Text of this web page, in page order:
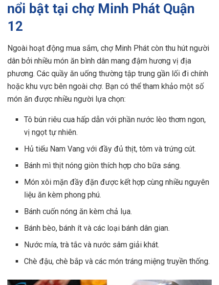
nổi bật tại chợ Minh Phát Quận
12
Ngoài hoạt động mua sắm, chợ Minh Phát còn thu hút người
dân bởi nhiều món ăn bình dân mang đậm hương vị địa
phương. Các quầy ăn uống thường tập trung gần lối đi chính
hoặc khu vực bên ngoài chợ. Bạn có thể tham khảo một số
món ăn được nhiều người lựa chọn:
Tô bún riêu cua hấp dẫn với phần nước lèo thơm ngon,
vị ngọt tự nhiên.
Hủ tiếu Nam Vang với đầy đủ thịt, tôm và trứng cút.
Bánh mì thịt nóng giòn thích hợp cho bữa sáng.
Món xôi mặn đầy đặn được kết hợp cùng nhiều nguyên
liệu ăn kèm phong phú.
Bánh cuốn nóng ăn kèm chả lụa.
Bánh bèo, bánh ít và các loại bánh dân gian.
Nước mía, trà tắc và nước sâm giải khát.
Chè đậu, chè bắp và các món tráng miệng truyền thống.